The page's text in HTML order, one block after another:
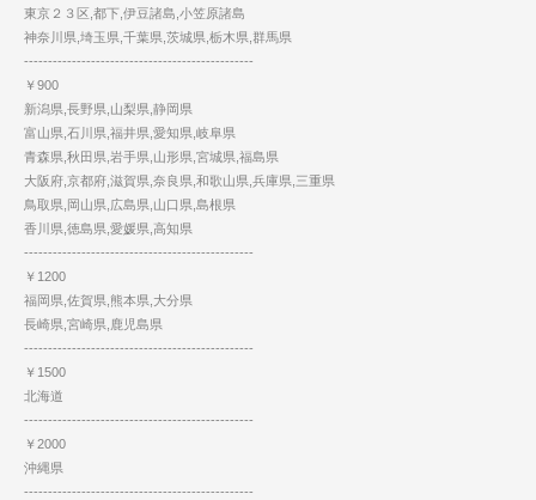
東京２３区,都下,伊豆諸島,小笠原諸島
神奈川県,埼玉県,千葉県,茨城県,栃木県,群馬県
------------------------------------------------
￥900
新潟県,長野県,山梨県,静岡県
富山県,石川県,福井県,愛知県,岐阜県
青森県,秋田県,岩手県,山形県,宮城県,福島県
大阪府,京都府,滋賀県,奈良県,和歌山県,兵庫県,三重県
鳥取県,岡山県,広島県,山口県,島根県
香川県,徳島県,愛媛県,高知県
------------------------------------------------
￥1200
福岡県,佐賀県,熊本県,大分県
長崎県,宮崎県,鹿児島県
------------------------------------------------
￥1500
北海道
------------------------------------------------
￥2000
沖縄県
------------------------------------------------